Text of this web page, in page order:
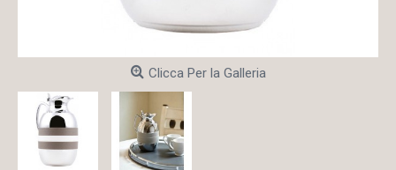
Clicca Per la Galleria